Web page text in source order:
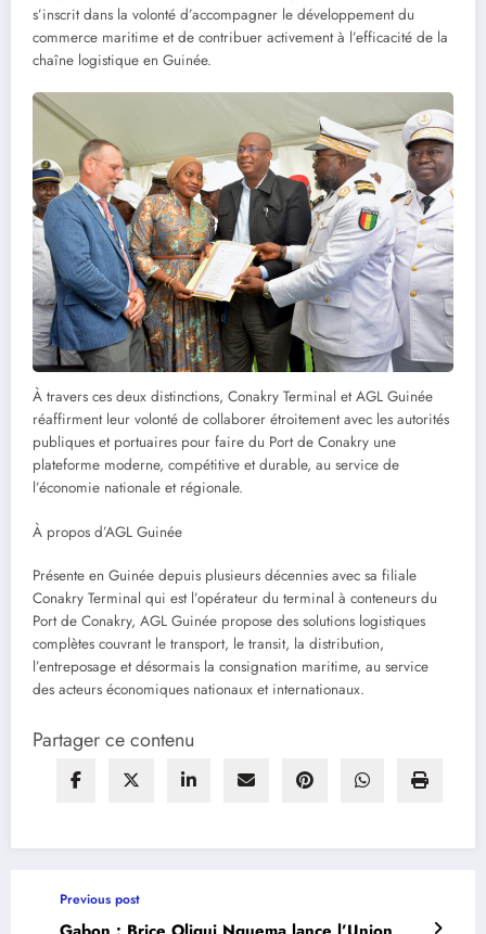
s’inscrit dans la volonté d’accompagner le développement du
commerce maritime et de contribuer activement à l’efficacité de la
chaîne logistique en Guinée.
À travers ces deux distinctions, Conakry Terminal et AGL Guinée
réaffirment leur volonté de collaborer étroitement avec les autorités
publiques et portuaires pour faire du Port de Conakry une
plateforme moderne, compétitive et durable, au service de
l’économie nationale et régionale.
À propos d’AGL Guinée
Présente en Guinée depuis plusieurs décennies avec sa filiale
Conakry Terminal qui est l’opérateur du terminal à conteneurs du
Port de Conakry, AGL Guinée propose des solutions logistiques
complètes couvrant le transport, le transit, la distribution,
l’entreposage et désormais la consignation maritime, au service
des acteurs économiques nationaux et internationaux.
Partager ce contenu
Previous post